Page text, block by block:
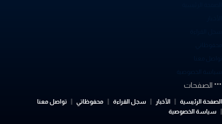
الخصوصية
الصفحات
الرئيسية الأخبار سجل القراءة محفوظاتي
تواصل معنا
سياسة الخصوصية